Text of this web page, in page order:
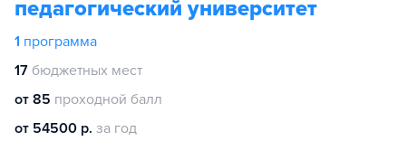
педагогический университет
1 программа
17 бюджетных мест
от 85 проходной балл
от 54500 р. за год